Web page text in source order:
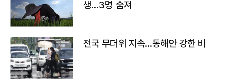
생…3명 숨져
전국 무더위 지속…동해안 강한 비